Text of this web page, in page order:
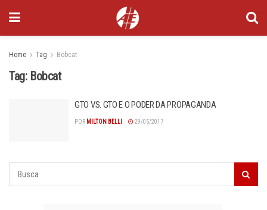
Home Tag Bobcat
Tag: Bobcat
GTO VS. GTO E O PODER DA PROPAGANDA
POR MILTON BELLI 29/05/2017